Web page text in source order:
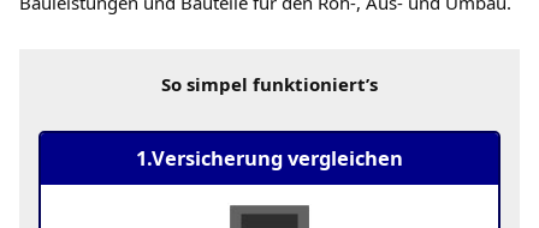
So simpel funktioniert’s
1.Versicherung vergleichen